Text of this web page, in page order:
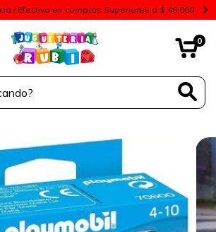
/ Efectivo en compras Superiores a $ 40.000
0